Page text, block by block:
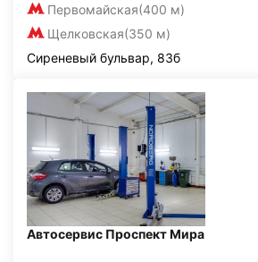
Первомайская(400 м)
Щелковская(350 м)
Сиреневый бульвар, 83б
Автосервис Проспект Мира